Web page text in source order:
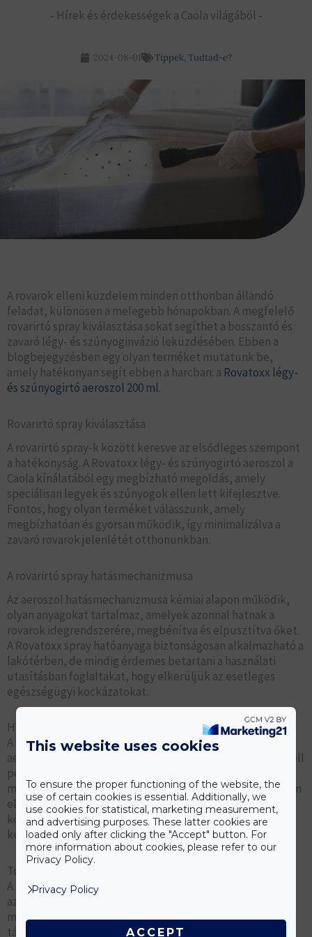
- Hírek és érdekességek a Caola világából -
2024-08-01 Tippek, Tudtad-e?
A rovarok elleni küzdelem minden otthonban állandó
feladat, különösen a melegebb hónapokban. A megfelelő
rovarirtó spray kiválasztása sokat segíthet a bosszantó és
zavaró légy- és szúnyoginvázió leküzdésében. Ebben a
blogbejegyzésben egy olyan terméket mutatunk be,
amely hatékonyan segít ebben a harcban: a Rovatoxx légy-
és szúnyogirtó aeroszol 200 ml.
Rovarirtó spray kiválasztása
A rovarirtó spray-k között keresve az elsődleges szempont
a hatékonyság. A Rovatoxx légy- és szúnyogirtó aeroszol a
Caola kínálatából egy megbízható megoldás, amely
speciálisan legyek és szúnyogok ellen lett kifejlesztve.
Fontos, hogy olyan terméket válasszunk, amely
megbízhatóan és gyorsan működik, így minimalizálva a
zavaró rovarok jelenlétét otthonunkban.
A rovarirtó spray hatásmechanizmusa
Az aeroszol hatásmechanizmusa kémiai alapon működik,
olyan anyagokat tartalmaz, amelyek azonnal hatnak a
rovarok idegrendszerére, megbénítva és elpusztítva őket.
A Rovatoxx spray hatóanyaga biztonságosan alkalmazható a
lakótérben, de mindig érdemes betartani a használati
utasításban foglaltakat, hogy elkerüljük az esetleges
egészségügyi kockázatokat.
Használat módja
A spray-k használatának módja is lényeges. A Rovatoxx
aeroszol könnyen alkalmazható, egyszerűen a légtérbe kell
permetezni, ahol a rovarok jelen vannak. Praktikus
megoldás, így azonnal érezhető a hatása, a rovarok gyorsan
eltűnnek. Ezen túlmenően a termék aeroszol formája
könnyen hordozható, ami lehetővé teszi, hogy mindig
kéznél legyen, ha szükség van rá.
További tippek
A rovarirtó spray hatékony használatához ajánlott először
az ajtók és ablakok lezárása, hogy a permet hatása
maximálisan érvényesülhessen. Emellett fontos figyelni a
tárolásra: a spray-t hűvös helyen, gyermekektől elzárva
This website uses cookies
To ensure the proper functioning of the website, the
use of certain cookies is essential. Additionally, we
use cookies for statistical, marketing measurement,
and advertising purposes. These latter cookies are
loaded only after clicking the "Accept" button. For
more information about cookies, please refer to our
Privacy Policy.
Privacy Policy
ACCEPT